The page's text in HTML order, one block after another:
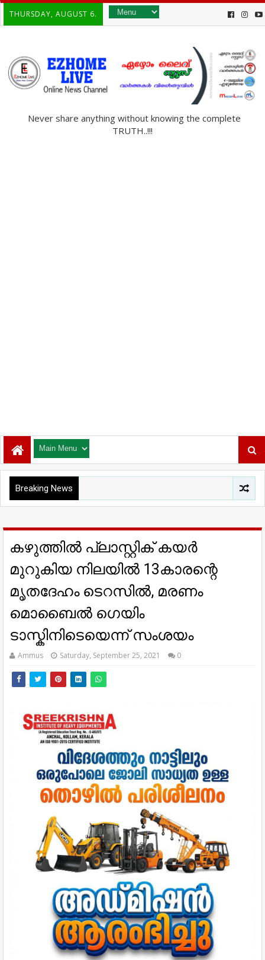
THURSDAY, AUGUST 6.
Never share anything without knowing the complete
TRUTH..!!!
Breaking News
കഴുത്തിൽ പ്ലാസ്റ്റിക് കയർ
മുറുകിയ നിലയിൽ 13കാരന്റെ
മൃതദേഹം ടെറസിൽ, മരണം
മൊബൈൽ ഗെയിം
ടാസ്കിനിടെയെന്ന് സംശയം
Ammus Saturday, September 25, 2021 0